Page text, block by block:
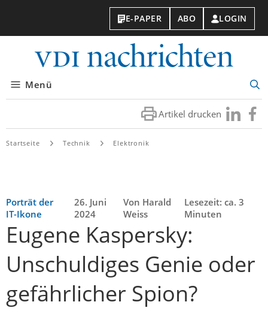
E-PAPER ABO LOGIN
Menü
Artikel drucken Besuchen
Sie
Sie
Startseite Technik Elektronik
Porträt der
IT-Ikone
26. Juni
2024
Von Harald
Weiss
Lesezeit: ca. 3
Minuten
Eugene Kaspersky:
Unschuldiges Genie oder
gefährlicher Spion?